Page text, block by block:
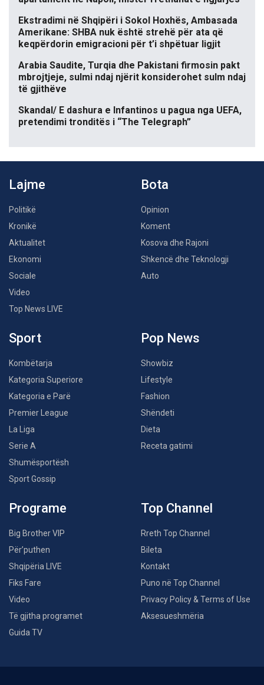
Ekstradimi në Shqipëri i Sokol Hoxhës, Ambasada
Amerikane: SHBA nuk është strehë për ata që
keqpërdorin emigracioni për t’i shpëtuar ligjit
Arabia Saudite, Turqia dhe Pakistani firmosin pakt
mbrojtjeje, sulmi ndaj njërit konsiderohet sulm ndaj
të gjithëve
Skandal/ E dashura e Infantinos u pagua nga UEFA,
pretendimi tronditës i “The Telegraph”
Lajme
Politikë
Kronikë
Aktualitet
Ekonomi
Sociale
Video
Top News LIVE
Bota
Opinion
Koment
Kosova dhe Rajoni
Shkencë dhe Teknologji
Auto
Sport
Kombëtarja
Kategoria Superiore
Kategoria e Parë
Premier League
La Liga
Serie A
Shumësportësh
Sport Gossip
Pop News
Showbiz
Lifestyle
Fashion
Shëndeti
Dieta
Receta gatimi
Programe
Big Brother VIP
Për’puthen
Shqipëria LIVE
Fiks Fare
Video
Të gjitha programet
Guida TV
Top Channel
Rreth Top Channel
Bileta
Kontakt
Puno në Top Channel
Privacy Policy & Terms of Use
Aksesueshmëria